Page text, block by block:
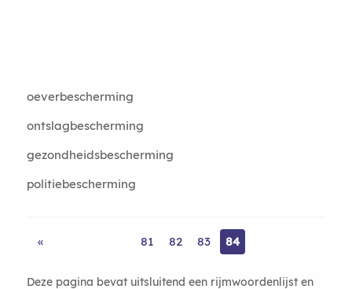
oeverbescherming
ontslagbescherming
gezondheidsbescherming
politiebescherming
« 81 82 83 84
Deze pagina bevat uitsluitend een rijmwoordenlijst en